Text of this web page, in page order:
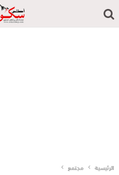
الرئيسية مجتمع